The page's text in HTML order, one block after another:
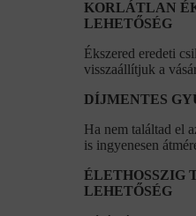
KORLÁTLAN
LEHETŐSÉG
Ékszered eredeti
visszaállítjuk a
DÍJMENTES
Ha nem találtad el
is ingyenesen
ÉLETHOSSZIG
LEHETŐSÉG